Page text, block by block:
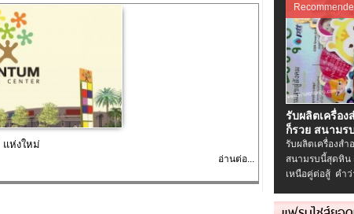
แห่งใหม่
อ่านต่อ...
รับผลิตเครื่อ
ก็รวย สนาม
รับผลิตเครื่องสํ
สนามรบนี้สุดหิน
เหนือคู่ต่อสู้ คำว่